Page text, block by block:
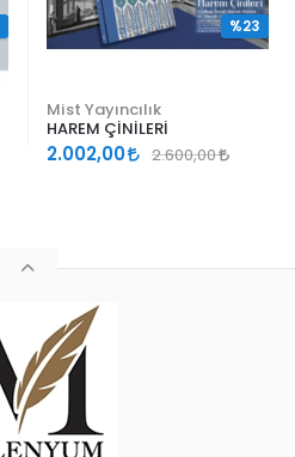
Mist Yayıncılık
HAREM ÇİNİLERİ
2.002,00 2.600,00
%23